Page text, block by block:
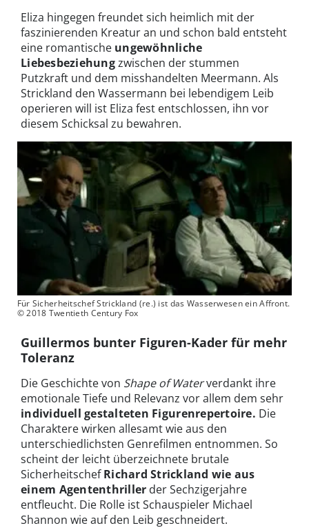
Eliza hingegen freundet sich heimlich mit der
faszinierenden Kreatur an und schon bald entsteht
eine romantische ungewöhnliche
Liebesbeziehungzwischen der stummen
Putzkraft und dem misshandelten Meermann. Als
Strickland den Wassermann bei lebendigem Leib
operieren will ist Eliza fest entschlossen, ihn vor
diesem Schicksal zu bewahren.
Für Sicherheitschef Strickland (re.) ist das Wasserwesen ein Affront.
© 2018 Twentieth Century Fox
Guillermos bunter Figuren-Kader für mehr
Toleranz
Die Geschichte von Shape of Waterverdankt ihre
emotionale Tiefe und Relevanz vor allem dem sehr
individuell gestalteten Figurenrepertoire. Die
Charaktere wirken allesamt wie aus den
unterschiedlichsten Genrefilmen entnommen. So
scheint der leicht überzeichnete brutale
SicherheitschefRichard Strickland wie aus
einem Agententhriller der Sechzigerjahre
entfleucht. Die Rolle ist Schauspieler Michael
Shannon wie auf den Leib geschneidert.